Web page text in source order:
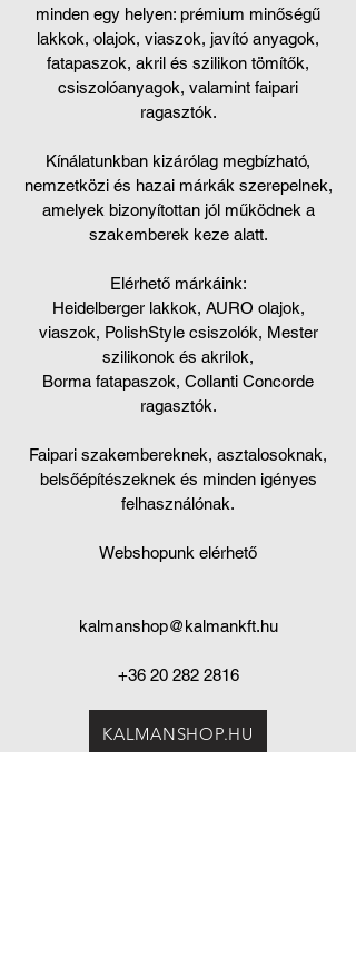
minden egy helyen: prémium minőségű
lakkok, olajok, viaszok, javító anyagok,
fatapaszok, akril és szilikon tömítők,
csiszolóanyagok, valamint faipari
ragasztók.
Kínálatunkban kizárólag megbízható,
nemzetközi és hazai márkák szerepelnek,
amelyek bizonyítottan jól működnek a
szakemberek keze alatt.
Elérhető márkáink:
Heidelberger lakkok, AURO olajok,
viaszok, PolishStyle csiszolók, Mester
szilikonok és akrilok,
Borma fatapaszok, Collanti Concorde
ragasztók.
Faipari szakembereknek, asztalosoknak,
belsőépítészeknek és minden igényes
felhasználónak.
Webshopunk elérhető
kalmanshop@kalmankft.hu
+36 20 282 2816
KALMANSHOP.HU